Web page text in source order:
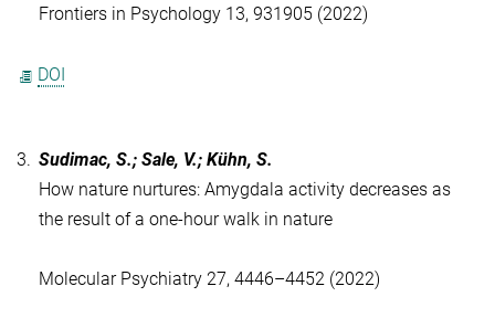
Frontiers in Psychology 13, 931905 (2022)
DOI
3. Sudimac, S.; Sale, V.; Kühn, S.
How nature nurtures: Amygdala activity decreases as
the result of a one-hour walk in nature
Molecular Psychiatry 27, 4446–4452 (2022)